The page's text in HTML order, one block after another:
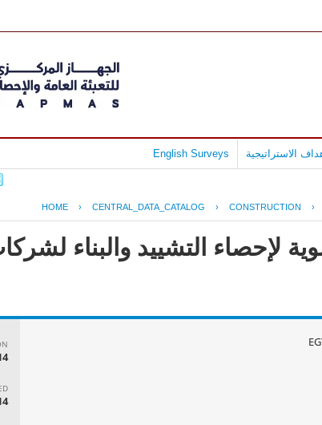
الاستراتيجية English Surveys
HOME › CENTRAL_DATA_CATALOG › CONSTRUCTION ›
لإحصاء التشييد والبناء